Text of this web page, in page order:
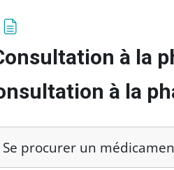
à la
à la
Se procurer un